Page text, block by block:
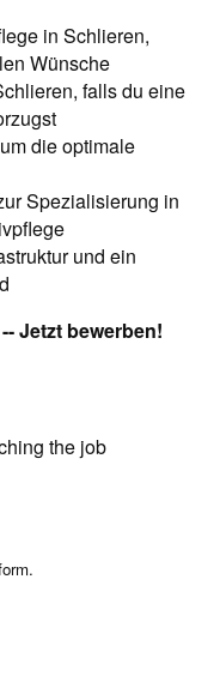
in Schlieren,
Wünsche
falls du eine
die optimale
Spezialisierung in
und ein
Jetzt bewerben!
the job